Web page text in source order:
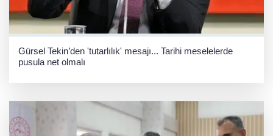
Gürsel Tekin’den 'tutarlılık' mesajı... Tarihi meselelerde
pusula net olmalı